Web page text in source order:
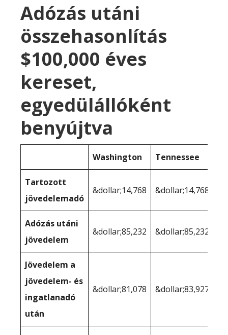
Adózás utáni
összehasonlítás
$100,000 éves
kereset,
egyedülállóként
benyújtva
Washington Tennessee
Tartozott
jövedelemadó
&dollar;14,768 &dollar;14,768
Adózás utáni
jövedelem
&dollar;85,232 &dollar;85,232
Jövedelem a
jövedelem- és
ingatlanadó
után
&dollar;81,078 &dollar;83,927